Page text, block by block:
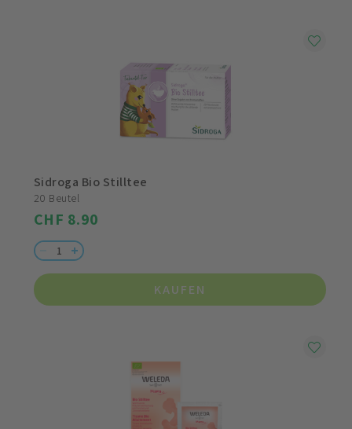
Sidroga Bio Stilltee
20 Beutel
CHF 8.90
KAUFEN